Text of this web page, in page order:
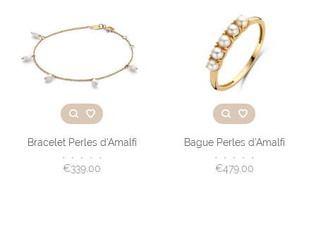
Bracelet Perles d'Amalfi
• • • • •
€339,00
Bague Perles d'Amalfi
• • • • •
€479,00